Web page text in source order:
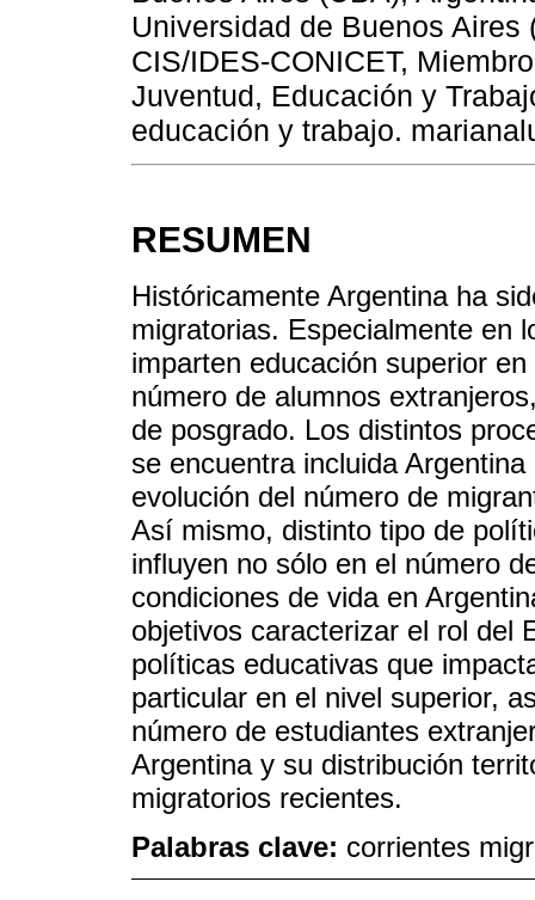
Universidad de Buenos
CIS/IDES-CONICET,
Juventud, Educación y
educación y trabajo.
RESUMEN
Históricamente Argentina ha
migratorias. Especialmente en
imparten educación superior
número de alumnos
de posgrado. Los distintos
se encuentra incluida
evolución del número de
Así mismo, distinto tipo de
influyen no sólo en el número
condiciones de vida en
objetivos caracterizar el rol del
políticas educativas que
particular en el nivel superior,
número de estudiantes
Argentina y su distribución
migratorios recientes.
Palabras clave: corrientes